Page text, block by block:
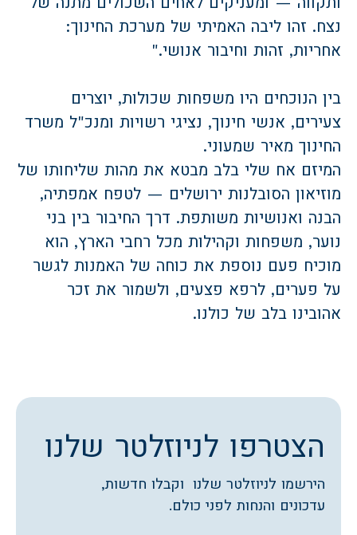
נצח. זהו ליבה האמיתי של מערכת החינוך:
אחריות, זהות וחיבור אנושי."
בין הנוכחים היו משפחות שכולות, יוצרים
צעירים, אנשי חינוך, נציגי רשויות ומנכ"ל משרד
החינוך מאיר שמעוני.
המיזם אח שלי בלב מבטא את מהות שליחותו של
מוזיאון הסובלנות ירושלים — לטפח אמפתיה,
הבנה ואנושיות משותפת. דרך החיבור בין בני
נוער, משפחות וקהילות מכל רחבי הארץ, הוא
מוכיח פעם נוספת את כוחה של האמנות לגשר
על פערים, לרפא פצעים, ולשמור את זכר
אהובינו בלב של כולנו.
הצטרפו לניוזלטר שלנו
הירשמו לניוזלטר שלנו וקבלו חדשות,
עדכונים והנחות לפני כולם.